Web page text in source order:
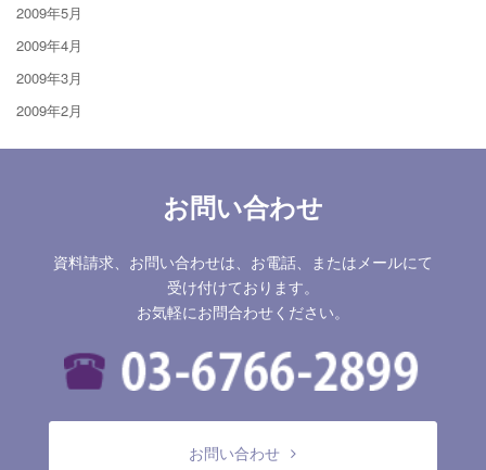
2009年5月
2009年4月
2009年3月
2009年2月
お問い合わせ
資料請求、お問い合わせは、お電話、またはメールにて
受け付けております。
お気軽にお問合わせください。
お問い合わせ